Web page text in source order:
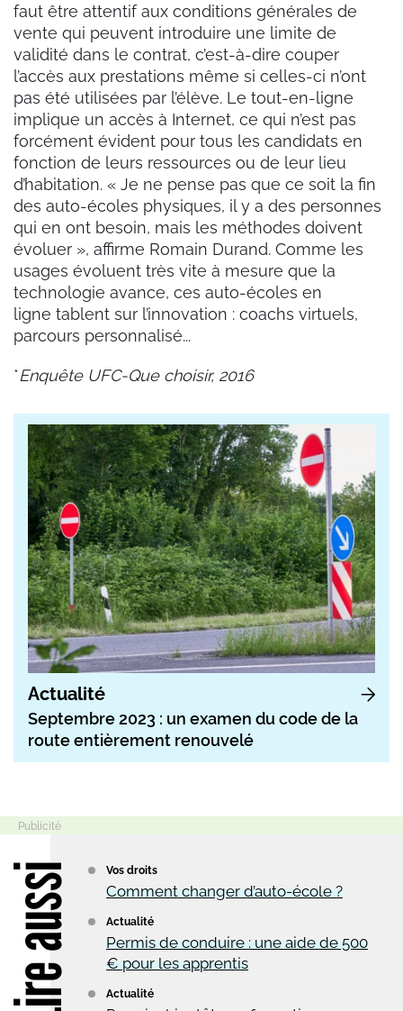
faut être attentif aux conditions générales de
vente qui peuvent introduire une limite de
validité dans le contrat, c’est-à-dire couper
l’accès aux prestations même si celles-ci n’ont
pas été utilisées par l’élève. Le tout-en-ligne
implique un accès à Internet, ce qui n’est pas
forcément évident pour tous les candidats en
fonction de leurs ressources ou de leur lieu
d’habitation. « Je ne pense pas que ce soit la fin
des auto-écoles physiques, il y a des personnes
qui en ont besoin, mais les méthodes doivent
évoluer », affirme Romain Durand. Comme les
usages évoluent très vite à mesure que la
technologie avance, ces auto-écoles en
ligne tablent sur l’innovation : coachs virtuels,
parcours personnalisé...
*Enquête UFC-Que choisir, 2016
Actualité
Septembre 2023 : un examen du code de la
route entièrement renouvelé
Vos droits
Comment changer d’auto-école ?
Actualité
Permis de conduire : une aide de 500
€ pour les apprentis
Actualité